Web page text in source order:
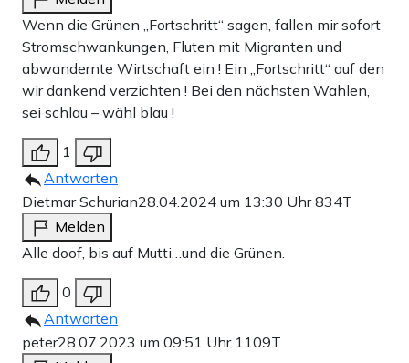
Wenn die Grünen „Fortschritt“ sagen, fallen mir sofort
Stromschwankungen, Fluten mit Migranten und
abwandernte Wirtschaft ein ! Ein „Fortschritt“ auf den
wir dankend verzichten ! Bei den nächsten Wahlen,
sei schlau – wähl blau !
1
Antworten
Dietmar Schurian28.04.2024 um 13:30 Uhr834T
Melden
Alle doof, bis auf Mutti…und die Grünen.
0
Antworten
peter28.07.2023 um 09:51 Uhr 1109T